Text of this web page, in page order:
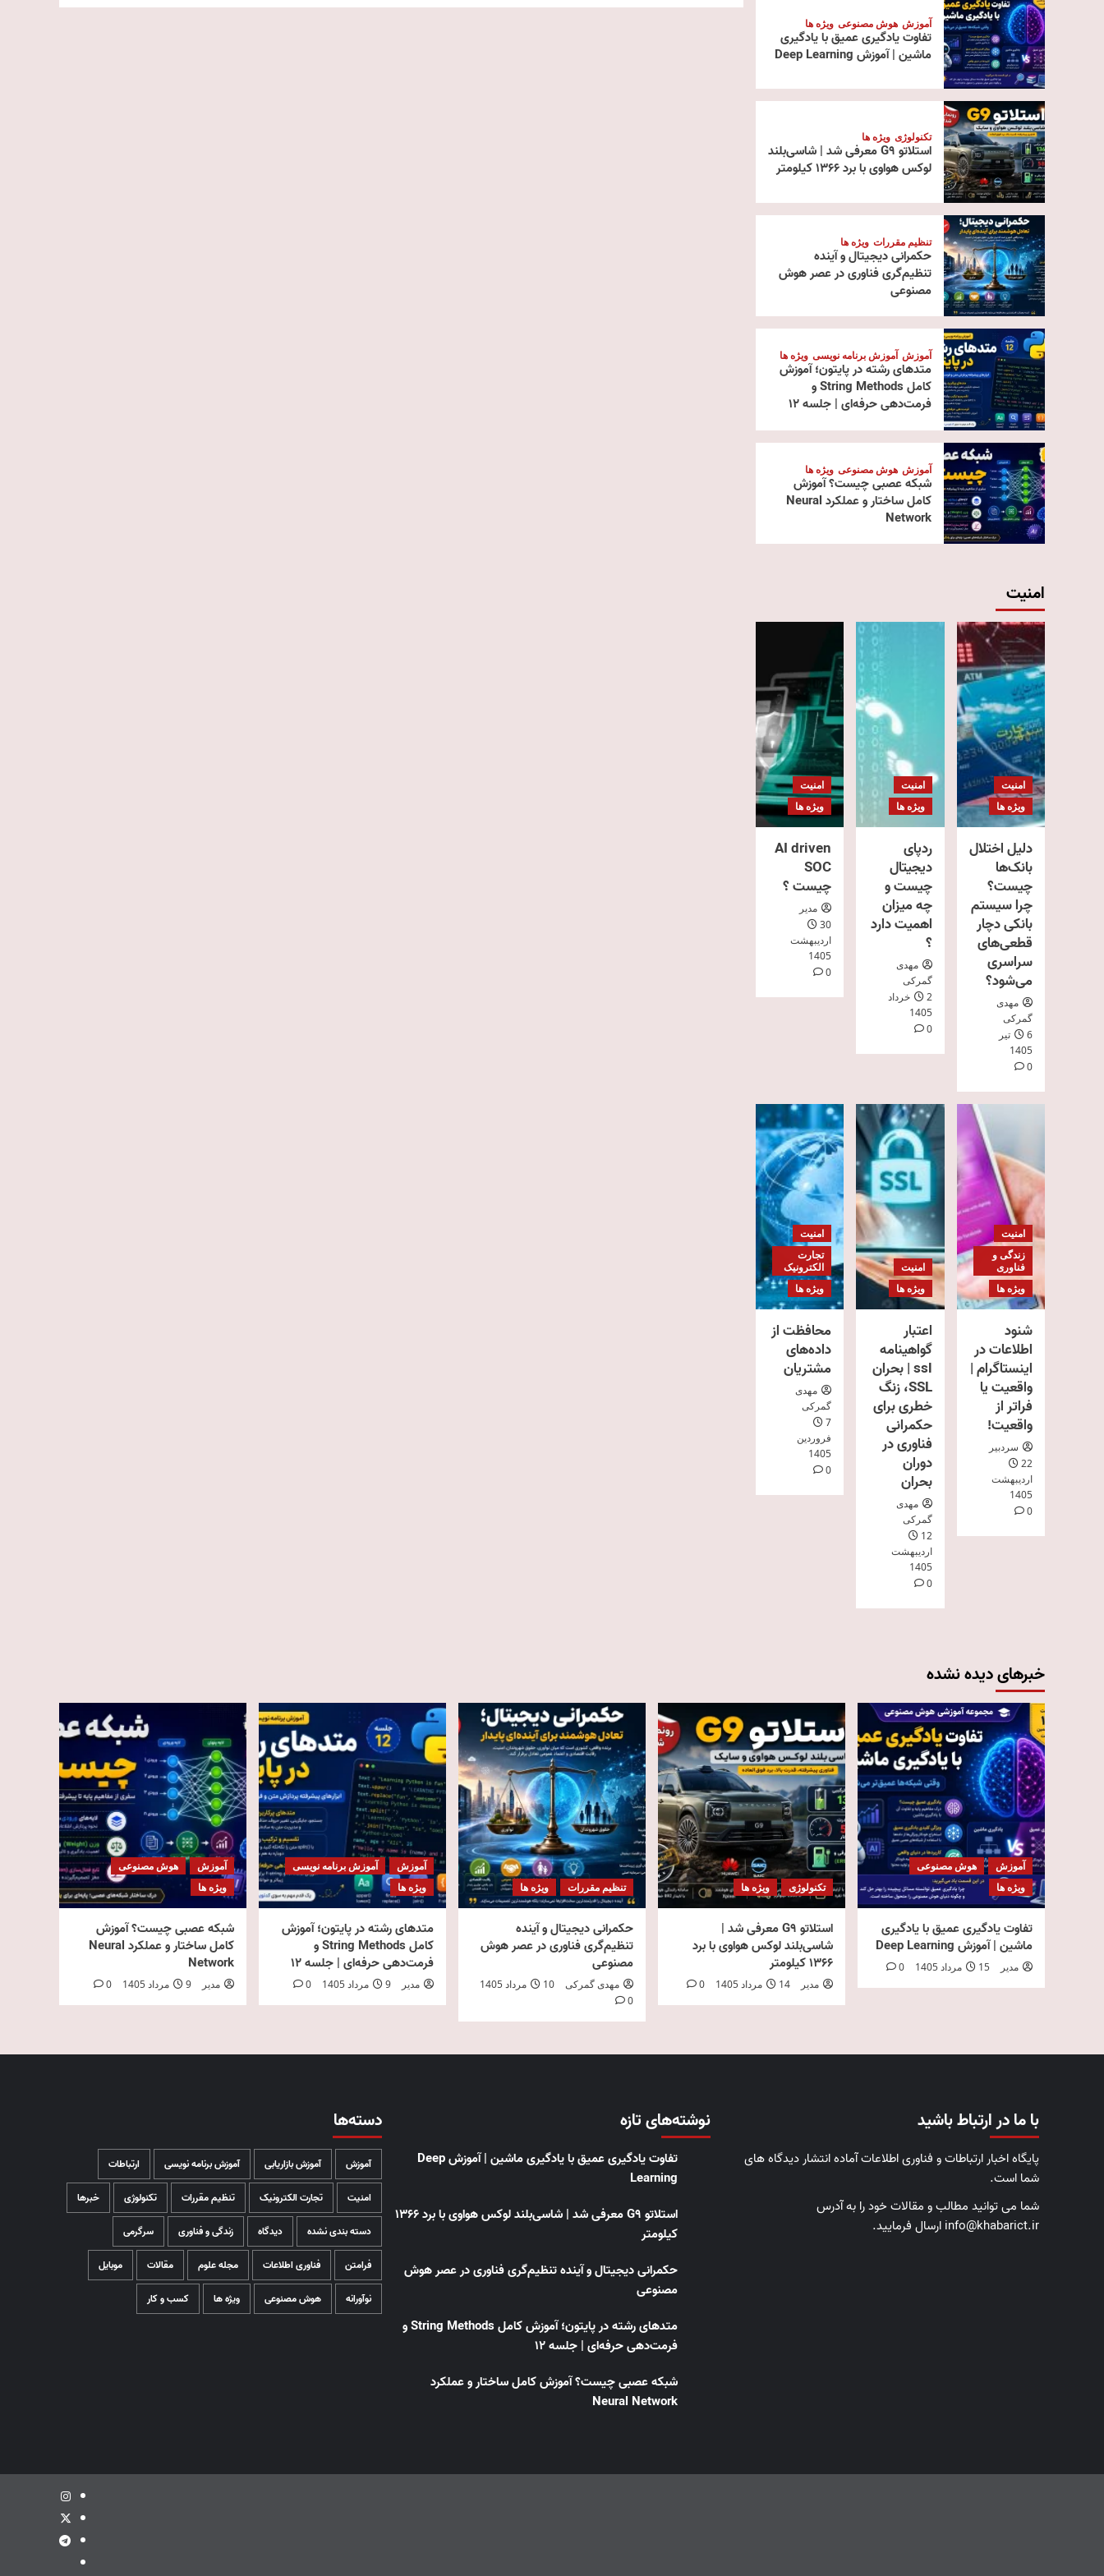
آموزش هوش مصنوعی ویژه ها
تفاوت یادگیری عمیق با یادگیری
ماشین | آموزش Deep Learning
تکنولوژی ویژه ها
استلاتو G9 معرفی شد | شاسی‌بلند
لوکس هواوی با برد ۱۳۶۶ کیلومتر
تنظیم مقررات ویژه ها
حکمرانی دیجیتال و آینده
تنظیم‌گری فناوری در عصر هوش
مصنوعی
آموزش آموزش برنامه نویسی ویژه ها
متدهای رشته در پایتون؛ آموزش
کامل String Methods و
فرمت‌دهی حرفه‌ای | جلسه ۱۲
آموزش هوش مصنوعی ویژه ها
شبکه عصبی چیست؟ آموزش
کامل ساختار و عملکرد Neural
Network
امنیت
امنیت
ویژه ها
دلیل اختلال
بانک‌ها
چیست؟
چرا سیستم
بانکی دچار
قطعی‌های
سراسری
می‌شود؟
مهدی
گمرکی
6 تیر
1405
0
امنیت
ویژه ها
ردپای
دیجیتال
چیست و
چه میزان
اهمیت دارد
؟
مهدی
گمرکی
2 خرداد
1405
0
امنیت
ویژه ها
AI driven
SOC
چیست ؟
مدیر
30
اردیبهشت
1405
0
امنیت
زندگی و
فناوری
ویژه ها
شنود
اطلاعات در
اینستاگرام |
واقعیت یا
فراتر از
واقعیت!
سردبیر
22
اردیبهشت
1405
0
امنیت
ویژه ها
اعتبار
گواهینامه
ssl | بحران
SSL، زنگ
خطری برای
حکمرانی
فناوری در
دوران
بحران
مهدی
گمرکی
12
اردیبهشت
1405
0
امنیت
تجارت
الکترونیک
ویژه ها
محافظت از
داده‌های
مشتریان
مهدی
گمرکی
7
فروردین
1405
0
خبرهای دیده نشده
آموزش
هوش مصنوعی
ویژه ها
تفاوت یادگیری عمیق با یادگیری
ماشین | آموزش Deep Learning
مدیر 15 مرداد 1405 0
تکنولوژی ویژه ها
استلاتو G9 معرفی شد |
شاسی‌بلند لوکس هواوی با برد
۱۳۶۶ کیلومتر
مدیر 14 مرداد 1405 0
تنظیم مقررات ویژه ها
حکمرانی دیجیتال و آینده
تنظیم‌گری فناوری در عصر هوش
مصنوعی
مهدی گمرکی
10 مرداد 1405
0
آموزش
آموزش برنامه نویسی
ویژه ها
متدهای رشته در پایتون؛ آموزش
کامل String Methods و
فرمت‌دهی حرفه‌ای | جلسه ۱۲
مدیر 9 مرداد 1405 0
آموزش
هوش مصنوعی
ویژه ها
شبکه عصبی چیست؟ آموزش
کامل ساختار و عملکرد Neural
Network
مدیر 9 مرداد 1405 0
با ما در ارتباط باشید
پایگاه اخبار ارتباطات و فناوری اطلاعات آماده انتشار دیدگاه های
شما است.
شما می توانید مطالب و مقالات خود را به آدرس
info@khabarict.ir ارسال فرمایید.
نوشته‌های تازه
تفاوت یادگیری عمیق با یادگیری ماشین | آموزش Deep
Learning
استلاتو G9 معرفی شد | شاسی‌بلند لوکس هواوی با برد ۱۳۶۶
کیلومتر
حکمرانی دیجیتال و آینده تنظیم‌گری فناوری در عصر هوش
مصنوعی
متدهای رشته در پایتون؛ آموزش کامل String Methods و
فرمت‌دهی حرفه‌ای | جلسه ۱۲
شبکه عصبی چیست؟ آموزش کامل ساختار و عملکرد
Neural Network
دسته‌ها
آموزش آموزش بازاریابی آموزش برنامه نویسی ارتباطات
امنیت تجارت الکترونیک تنظیم مقررات تکنولوژی خبرها
دسته بندی نشده دیدگاه زندگی و فناوری سرگرمی
فرامتن فناوری اطلاعات مجله علوم مقالات موبایل
نوآورانه هوش مصنوعی ویژه ها کسب و کار
اینستاگرام
توئیتر
تلگرام